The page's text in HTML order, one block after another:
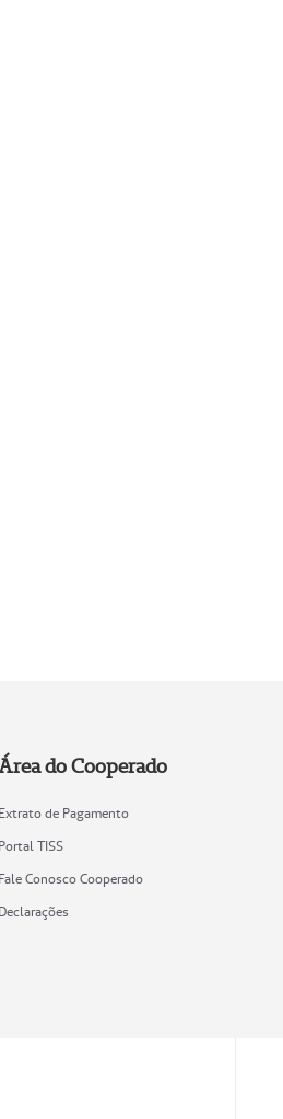
do Cooperado
Extrato de Pagamento
Portal TISS
Fale Conosco Cooperado
Declarações